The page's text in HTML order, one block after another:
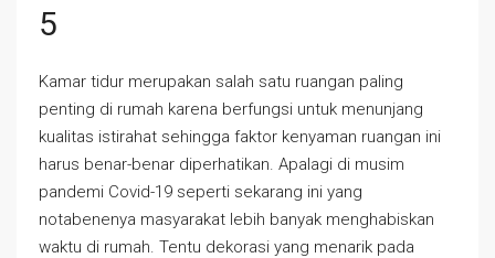
5
Kamar tidur merupakan salah satu ruangan paling
penting di rumah karena berfungsi untuk menunjang
kualitas istirahat sehingga faktor kenyaman ruangan ini
harus benar-benar diperhatikan. Apalagi di musim
pandemi Covid-19 seperti sekarang ini yang
notabenenya masyarakat lebih banyak menghabiskan
waktu di rumah. Tentu dekorasi yang menarik pada